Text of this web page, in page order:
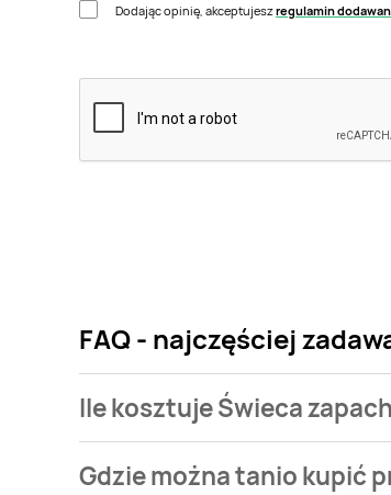
Dodając opinię, akceptujeszregulamin
FAQ - najczęściej
Ile kosztuje Świeca
Cena produktu różni się w
zapachowa sofia Aril kosztuje od 21,99
Gdzie można tanio kupić